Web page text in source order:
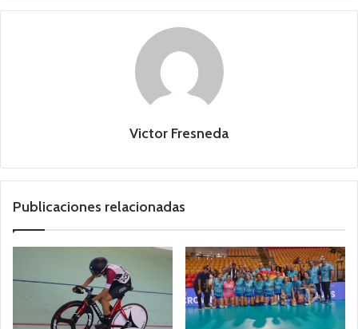
Victor Fresneda
Publicaciones relacionadas